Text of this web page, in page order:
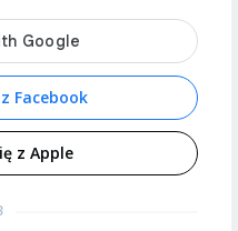
Facebook
z Apple